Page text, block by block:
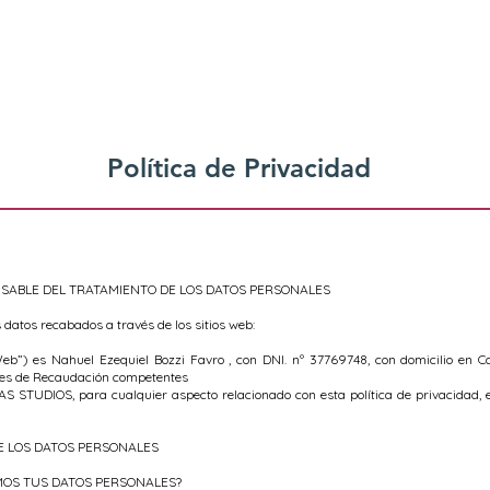
Política de Privacidad
DEL TRATAMIENTO DE LOS DATOS PERSONALES
recabados a través de los sitios web:
es Nahuel Ezequiel Bozzi Favro , con DNI. nº 37769748, con domicilio en
de Recaudación competentes
STUDIOS, para cualquier aspecto relacionado con esta política de privacidad,
DATOS PERSONALES
TUS DATOS PERSONALES?